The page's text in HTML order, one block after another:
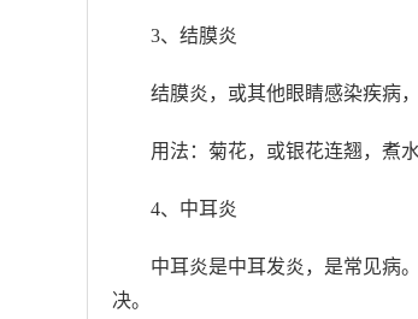
3、结膜炎
结膜炎，或其他眼睛感染疾病
用法：菊花，或银花连翘，煮
4、中耳炎
中耳炎是中耳发炎，是常见病
决。